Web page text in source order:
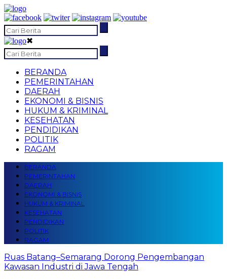
✖
BERANDA
PEMERINTAHAN
DAERAH
EKONOMI & BISNIS
HUKUM & KRIMINAL
KESEHATAN
PENDIDIKAN
POLITIK
RAGAM
BERANDA
PEMERINTAHAN
DAERAH
EKONOMI & BISNIS
HUKUM & KRIMINAL
KESEHATAN
PENDIDIKAN
POLITIK
RAGAM
Ruas Batang–Semarang Dorong Pengembangan
Kawasan Industri di Jawa Tengah